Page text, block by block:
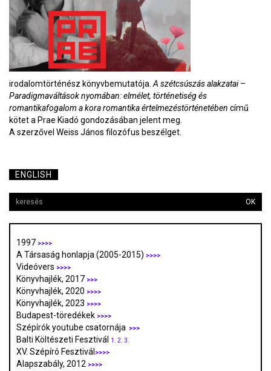
irodalomtörténész könyvbemutatója.A szétcsúszás alakzatai –
Paradigmaváltások nyomában: elmélet, történetiség és
romantikafogalom a kora romantika értelmezéstörténetében című
kötet a Prae Kiadó gondozásában jelent meg.
A szerzővel Weiss János filozófus beszélget.
ENGLISH
OK
1997 >>>>
A Társaság honlapja (2005-2015) >>>>
Videóvers >>>>
Könyvhajlék, 2017 >>>
Könyvhajlék, 2020 >>>>
Könyvhajlék, 2023 >>>>
Budapest-töredékek >>>>
Szépírók youtube csatornája >>>
Balti Költészeti Fesztivál 1. 2. 3.
XV. Szépíró Fesztivál >>>>
Alapszabály, 2012 >>>>